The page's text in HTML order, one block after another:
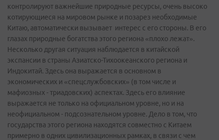
контролируют важнейшие природные ресурсы, очень высоко
котирующиеся на мировом рынке и позарез необходимые
Китаю, автоматически вызывает интерес с его стороны. В его
глазах природные богатства этого региона «плохо лежат».
Несколько другая ситуация наблюдается в китайской
экспансии в страны Азиатско-Тихоокеанского региона и
Индокитай. Здесь она выражается в основном в
экономических и «спецслужбовских» (в том числе и
мафиозных - триадовских) аспектах. Здесь его влияние
выражается не только на официальном уровне, но и на
неофициальном - подсознательном уровне. Дело в том, что
государства этого региона находятся совместно с Китаем
примерно в одних цивилизационных рамках, в связи с чем